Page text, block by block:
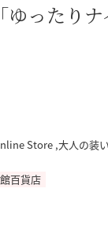
ゆったり
Store 大人の装い
百貨店